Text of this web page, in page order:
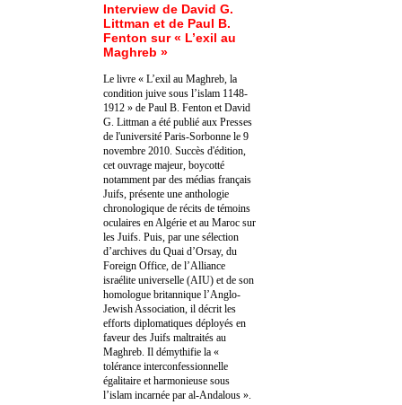
Interview de David G.
Littman et de Paul B.
Fenton sur « L’exil au
Maghreb »
Le livre « L’exil au Maghreb, la
condition juive sous l’islam 1148-
1912 » de Paul B. Fenton et David
G. Littman a été publié aux Presses
de l'université Paris-Sorbonne le 9
novembre 2010. Succès d'édition,
cet ouvrage majeur, boycotté
notamment par des médias français
Juifs, présente une anthologie
chronologique de récits de témoins
oculaires en Algérie et au Maroc sur
les Juifs. Puis, par une sélection
d’archives du Quai d’Orsay, du
Foreign Office, de l’Alliance
israélite universelle (AIU) et de son
homologue britannique l’Anglo-
Jewish Association, il décrit les
efforts diplomatiques déployés en
faveur des Juifs maltraités au
Maghreb. Il démythifie la «
tolérance interconfessionnelle
égalitaire et harmonieuse sous
l’islam incarnée par al-Andalous ».